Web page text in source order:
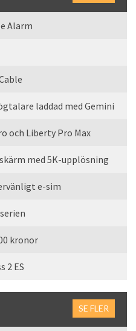
Alarm
laddad med Gemini
och Liberty Pro Max
med 5K-upplösning
e-sim
kronor
2 ES
SE FLER